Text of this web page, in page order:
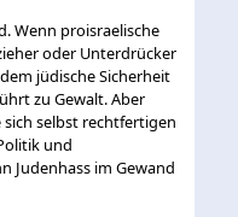
Wenn proisraelische
oder Unterdrücker
jüdische Sicherheit
zu Gewalt. Aber
selbst rechtfertigen
und
Judenhass im Gewand